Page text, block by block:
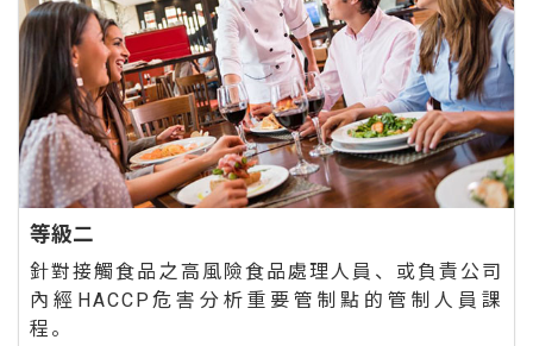
等級二
針對接觸食品之高風險食品處理人員、或負責公司
內經HACCP危害分析重要管制點的管制人員課
程。